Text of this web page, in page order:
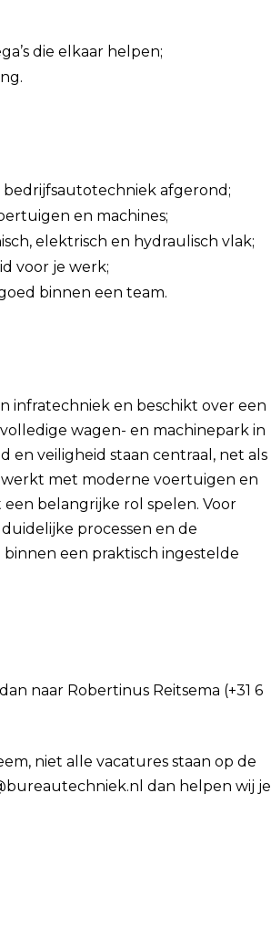
die elkaar helpen;
afgerond;
en machines;
elektrisch en hydraulisch vlak;
voor je werk;
binnen een team.
infratechniek en beschikt over een
wagen- en machinepark in
veiligheid staan centraal, net als
met moderne voertuigen en
belangrijke rol spelen. Voor
processen en de
een praktisch ingestelde
naar Robertinus Reitsema (+31 6
niet alle vacatures staan op de
dan helpen wij je